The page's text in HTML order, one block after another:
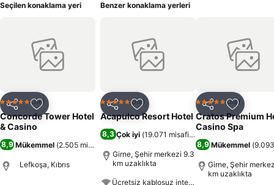
Seçilen konaklama yeri
Paylaş Favorilerime ekle
5 Yıldız Otel
Concorde Tower Hotel
& Casino
8,9 Mükemmel (2.505 misafir puanı
Lefkoşa, Kıbrıs
Benzer konaklama yerleri
Paylaş Favorilerime ekle
5 Yıldız Otel
Acapulco Resort Hotel
8,3 Çok iyi (19.071 misafir puanı
Girne, Şehir merkezi 9.3
km uzaklıkta
Ücretsiz kablosuz internet
Paylaş
5 Yıldız Otel
Cratos Premium
Casino Spa
8,9 Mükemmel (
Girne, Şehir
km uzaklıkta